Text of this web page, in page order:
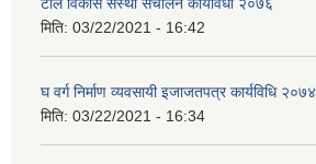
टोल विकास संस्था संचालन कार्यविधी २०७६
मिति: 03/22/2021 - 16:42
घ वर्ग निर्माण व्यवसायी इजाजतपत्र कार्यविधि २०७४
मिति: 03/22/2021 - 16:34